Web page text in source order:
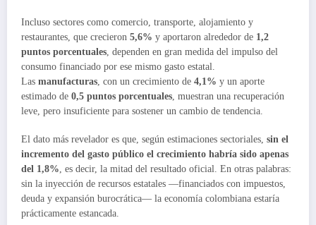
Incluso sectores como comercio, transporte, alojamiento y
restaurantes, que crecieron 5,6% y aportaron alrededor de 1,2
puntos porcentuales, dependen en gran medida del impulso del
consumo financiado por ese mismo gasto estatal.
Las manufacturas, con un crecimiento de 4,1% y un aporte
estimado de 0,5 puntos porcentuales, muestran una recuperación
leve, pero insuficiente para sostener un cambio de tendencia.
El dato más revelador es que, según estimaciones sectoriales, sin el
incremento del gasto público el crecimiento habría sido apenas
del 1,8%, es decir, la mitad del resultado oficial. En otras palabras:
sin la inyección de recursos estatales —financiados con impuestos,
deuda y expansión burocrática— la economía colombiana estaría
prácticamente estancada.